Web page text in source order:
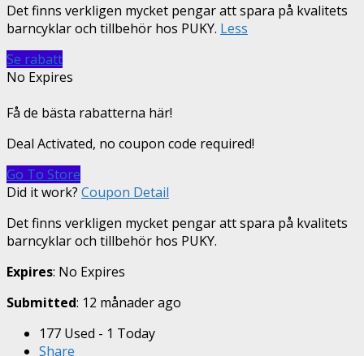
Det finns verkligen mycket pengar att spara på kvalitets
barncyklar och tillbehör hos PUKY. Less
Se rabatt
No Expires
Få de bästa rabatterna här!
Deal Activated, no coupon code required!
Go To Store
Did it work? Coupon Detail
Det finns verkligen mycket pengar att spara på kvalitets
barncyklar och tillbehör hos PUKY.
Expires: No Expires
Submitted: 12 månader ago
177 Used - 1 Today
Share